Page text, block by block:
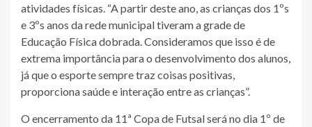
atividades físicas. “A partir deste ano, as crianças dos 1ºs
e 3ºs anos da rede municipal tiveram a grade de
Educação Física dobrada. Consideramos que isso é de
extrema importância para o desenvolvimento dos alunos,
já que o esporte sempre traz coisas positivas,
proporciona saúde e interação entre as crianças”.
O encerramento da 11ª Copa de Futsal será no dia 1º de